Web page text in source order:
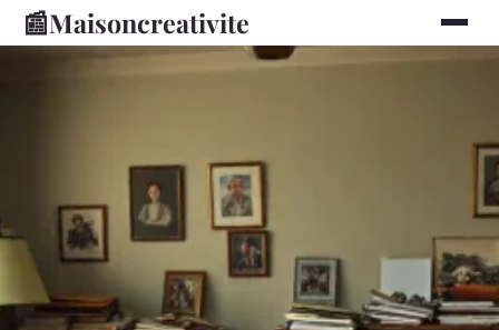
📰Maisoncreativite